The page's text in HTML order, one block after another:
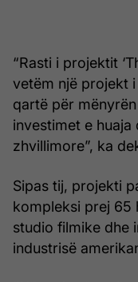
“Rasti i projektit
vetëm një projekt
qartë për
investimet e
zhvillimore”, ka
Sipas tij, projekti
kompleksi prej 65
studio filmike dhe
industrisë